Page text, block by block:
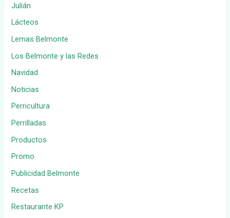
Julián
Lácteos
Lemas Belmonte
Los Belmonte y las Redes
Navidad
Noticias
Perricultura
Perrilladas
Productos
Promo
Publicidad Belmonte
Recetas
Restaurante KP